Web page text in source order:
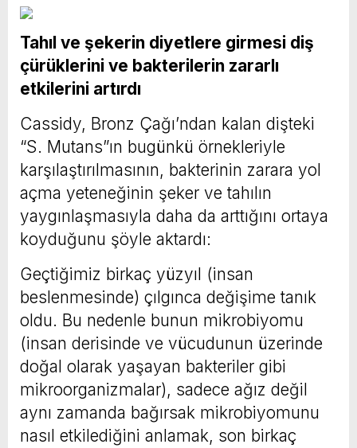
Tahıl ve şekerin diyetlere girmesi diş
çürüklerini ve bakterilerin zararlı
etkilerini artırdı
Cassidy, Bronz Çağı’ndan kalan dişteki
“S. Mutans”ın bugünkü örnekleriyle
karşılaştırılmasının, bakterinin zarara yol
açma yeteneğinin şeker ve tahılın
yaygınlaşmasıyla daha da arttığını ortaya
koyduğunu şöyle aktardı:
Geçtiğimiz birkaç yüzyıl (insan
beslenmesinde) çılgınca değişime tanık
oldu. Bu nedenle bunun mikrobiyomu
(insan derisinde ve vücudunun üzerinde
doğal olarak yaşayan bakteriler gibi
mikroorganizmalar), sadece ağız değil
aynı zamanda bağırsak mikrobiyomunu
nasıl etkilediğini anlamak, son birkaç